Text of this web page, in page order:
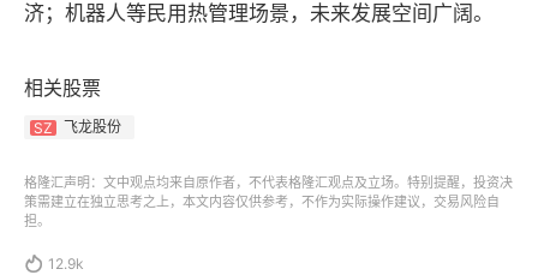
济；机器人等民用热管理场景，未来发展空间广阔。
相关股票
SZ 飞龙股份
格隆汇声明：文中观点均来自原作者，不代表格隆汇观点及立场。特别提醒，投资决
策需建立在独立思考之上，本文内容仅供参考，不作为实际操作建议，交易风险自
担。
 12.9k